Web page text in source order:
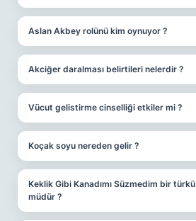
Aslan Akbey rolünü kim oynuyor ?
Akciğer daralması belirtileri nelerdir ?
Vücut gelistirme cinselliği etkiler mi ?
Koçak soyu nereden gelir ?
Keklik Gibi Kanadımı Süzmedim bir türkü
müdür ?